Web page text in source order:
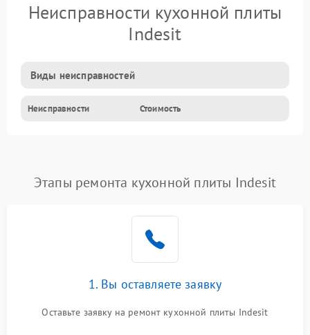
Неисправности кухонной плиты
Indesit
Виды неисправностей
Неисправности Стоимость
Этапы ремонта кухонной плиты Indesit
1. Вы оставляете заявку
Оставьте заявку на ремонт кухонной плиты Indesit